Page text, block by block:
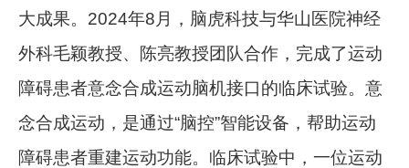
大成果。2024年8月，脑虎科技与华山医院神经
外科毛颖教授、陈亮教授团队合作，完成了运动
障碍患者意念合成运动脑机接口的临床试验。意
念合成运动，是通过“脑控”智能设备，帮助运动
障碍患者重建运动功能。临床试验中，一位运动